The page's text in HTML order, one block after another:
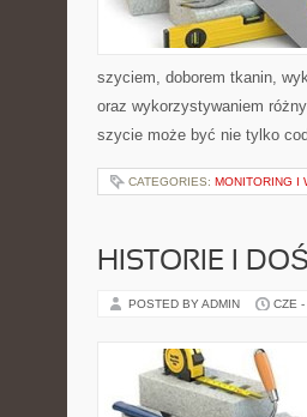
szyciem, doborem tkanin,
oraz wykorzystywaniem
szycie może być nie tylko
CATEGORIES: MONITORING I
HISTORIE I
POSTED BY ADMIN CZE